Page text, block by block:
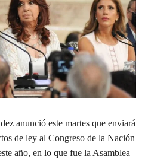
anunció este martes que enviará
de ley al Congreso de la Nación
año, en lo que fue la Asamblea